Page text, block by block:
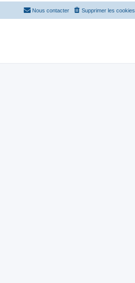
Supprimer les cookies
Nous contacter